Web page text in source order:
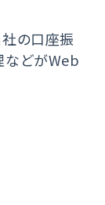
社の口座振
などがWeb